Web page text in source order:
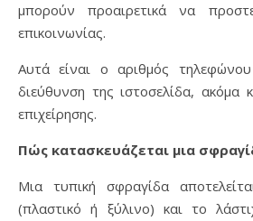
μπορούν προαιρετικά να
επικοινωνίας.
Αυτά είναι ο αριθμός
διεύθυνση της ιστοσελίδα, ακόμα
επιχείρησης.
Πώς κατασκευάζεται μια
Μια τυπική σφραγίδα
(πλαστικό ή ξύλινο) και το